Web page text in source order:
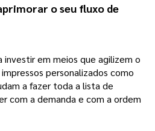
o seu fluxo de
em meios que agilizem o
personalizados como
a fazer toda a lista de
com a demanda e com a ordem